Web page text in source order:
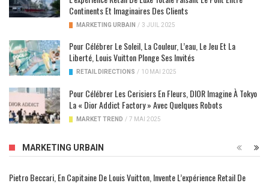
Continents Et Imaginaires Des Clients
MARKETING URBAIN / 3 JUIL 2025
Pour Célébrer Le Soleil, La Couleur, L’eau, Le Jeu Et La
Liberté, Louis Vuitton Plonge Ses Invités
RETAIL DIRECTIONS / 10 MAI 2025
Pour Célébrer Les Cerisiers En Fleurs, DIOR Imagine À Tokyo
La « Dior Addict Factory » Avec Quelques Robots
MARKET TREND / 7 MAI 2025
MARKETING URBAIN
Pietro Beccari, En Capitaine De Louis Vuitton, Invente L’expérience Retail De